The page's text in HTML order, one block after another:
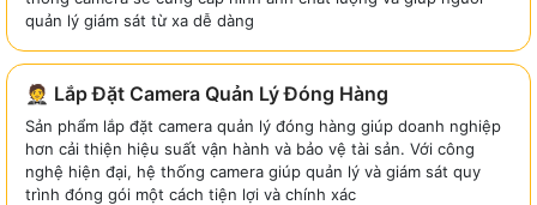
quản lý giám sát từ xa dễ dàng
🤵 Lắp Đặt Camera Quản Lý Đóng Hàng
Sản phẩm lắp đặt camera quản lý đóng hàng giúp doanh nghiệp
hơn cải thiện hiệu suất vận hành và bảo vệ tài sản. Với công
nghệ hiện đại, hệ thống camera giúp quản lý và giám sát quy
trình đóng gói một cách tiện lợi và chính xác